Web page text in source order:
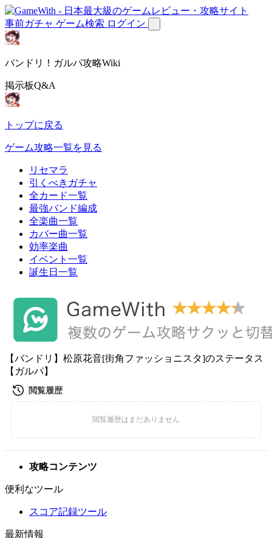
事前ガチャ ゲーム検索 ログイン
バンドリ！ガルパ攻略Wiki
掲示板Q&A
トップに戻る
ゲーム攻略一覧を見る
リセマラ
引くべきガチャ
全カード一覧
最強バンド編成
全楽曲一覧
カバー曲一覧
効率楽曲
イベント一覧
誕生日一覧
【バンドリ】松原花音[街角ファッショニスタ]のステータス
【ガルパ】
攻略コンテンツ
便利なツール
スコア記録ツール
最新情報